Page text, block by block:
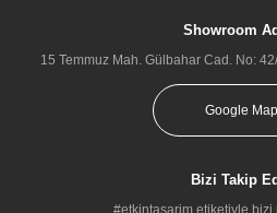
Showroom
15 Temmuz Mah. Gülbahar Cad. No:
Google
Bizi Takip
#etkintasarim etiketiyle